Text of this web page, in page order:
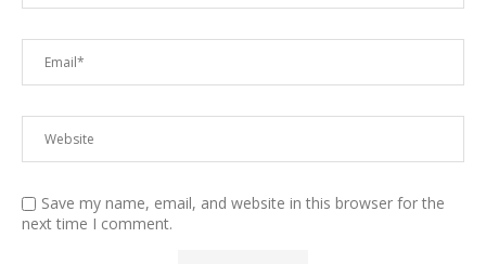
Save my name, email, and website in this browser for the
next time I comment.